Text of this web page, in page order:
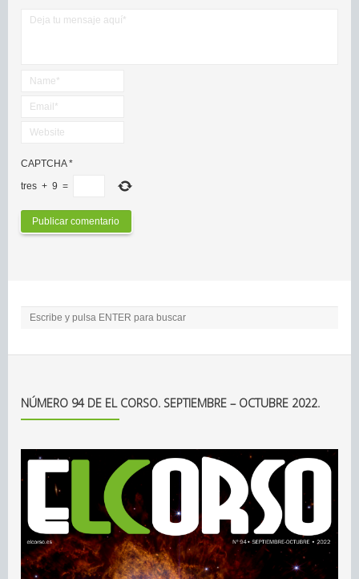
CAPTCHA*
tres + 9 =
NÚMERO 94 DE EL CORSO. SEPTIEMBRE – OCTUBRE 2022.